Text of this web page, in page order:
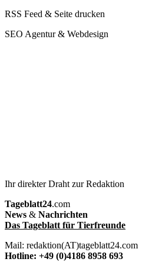
RSS Feed & Seite drucken
SEO Agentur & Webdesign
Ihr direkter Draht zur Redaktion
Tageblatt24.com
News & Nachrichten
Das Tageblatt für Tierfreunde
Mail: redaktion(AT)tageblatt24.com
Hotline: +49 (0)4186 8958 693